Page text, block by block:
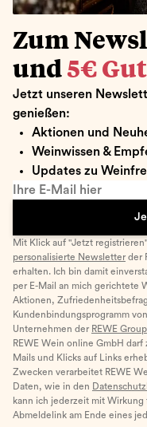
Zum
und 5€
Jetzt unseren
genießen:
Aktionen und
Weinwissen &
Updates zu
Ihre E-Mail hier
Mit Klick auf "Jetzt
personalisierte Newsletter der
erhalten. Ich bin damit
per E-Mail an mich gerichtete
Aktionen,
Kundenbindungsprogramm
Unternehmen der REWE Group
REWE Wein online GmbH
Mails und Klicks auf Links
Zwecken verarbeitet REWE
Daten, wie in den
kann ich jederzeit mit
Abmeldelink am Ende eines